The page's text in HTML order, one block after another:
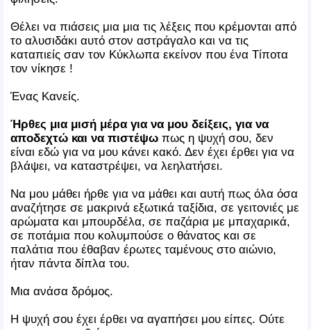
Θέλει να πιάσεις μια μια τις λέξεις που κρέμονται από
το αλυσιδάκι αυτό στον αστράγαλο και να τις
καταπιείς σαν τον Κύκλωπα εκείνον που ένα Τίποτα
τον νίκησε !
Ένας Κανείς.
Ήρθες μια μισή μέρα για να μου δείξεις, για να
αποδεχτώ και να πιστέψω πως η ψυχή σου, δεν
είναι εδώ για να μου κάνει κακό. Δεν έχει έρθει για να
βλάψει, να καταστρέψει, να λεηλατήσει.
Να μου μάθει ήρθε για να μάθει και αυτή πως όλα όσα
αναζήτησε σε μακρινά εξωτικά ταξίδια, σε γειτονιές με
αρώματα και μπουρδέλα, σε παζάρια με μπαχαρικά,
σε ποτάμια που κολυμπούσε ο θάνατος και σε
παλάτια που έθαβαν έρωτες ταμένους στο αιώνιο,
ήταν πάντα δίπλα του.
Μια ανάσα δρόμος.
Η ψυχή σου έχει έρθει να αγαπήσει μου είπες. Ούτε